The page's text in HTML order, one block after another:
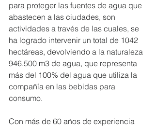
para proteger las fuentes de agua que
abastecen a las ciudades, son
actividades a través de las cuales, se
ha logrado intervenir un total de 1042
hectáreas, devolviendo a la naturaleza
946.500 m3 de agua, que representa
más del 100% del agua que utiliza la
compañía en las bebidas para
consumo.
Con más de 60 años de experiencia